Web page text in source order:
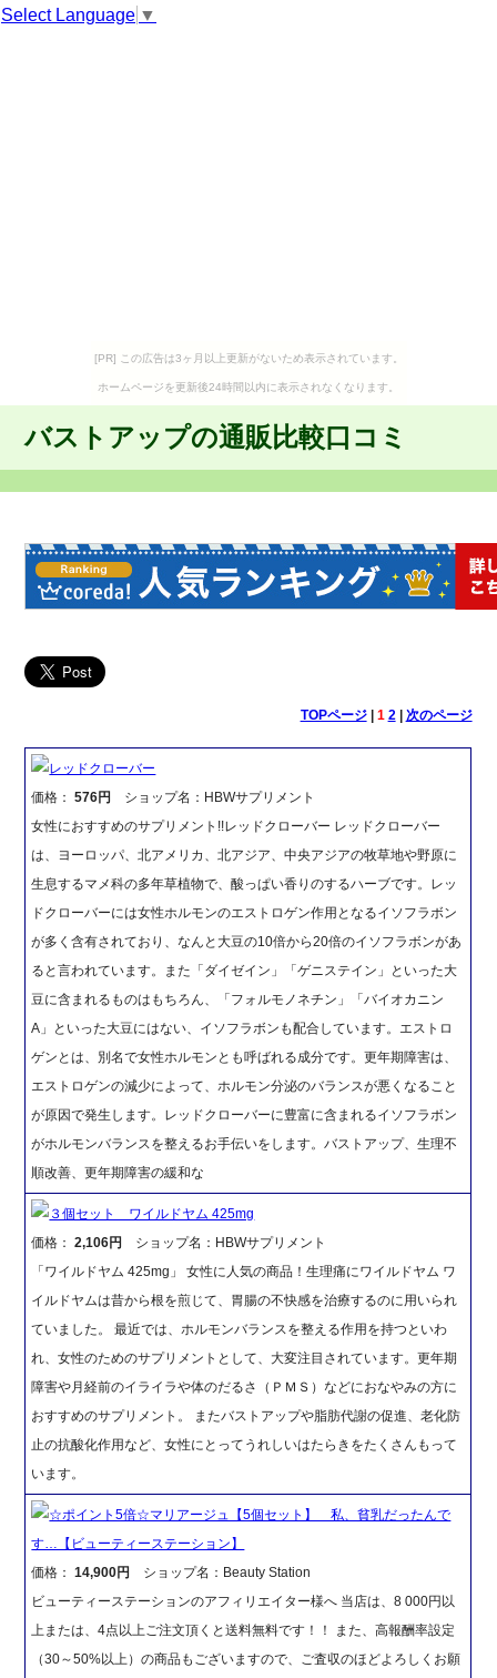
Select Language ▼
[PR] この広告は3ヶ月以上更新がないため表示されています。
ホームページを更新後24時間以内に表示されなくなります。
バストアップの通販比較口コミ
TOPページ| 1 2| 次のページ
レッドクローバー
価格：576円
ショップ名：HBWサプリメント
女性におすすめのサプリメント!!レッドクローバー レッドクローバー
は、ヨーロッパ、北アメリカ、北アジア、中央アジアの牧草地や野原に
生息するマメ科の多年草植物で、酸っぱい香りのするハーブです。レッ
ドクローバーには女性ホルモンのエストロゲン作用となるイソフラボン
が多く含有されており、なんと大豆の10倍から20倍のイソフラボンがあ
ると言われています。また「ダイゼイン」「ゲニステイン」といった大
豆に含まれるものはもちろん、「フォルモノネチン」「バイオカニン
A」といった大豆にはない、イソフラボンも配合しています。エストロ
ゲンとは、別名で女性ホルモンとも呼ばれる成分です。更年期障害は、
エストロゲンの減少によって、ホルモン分泌のバランスが悪くなること
が原因で発生します。レッドクローバーに豊富に含まれるイソフラボン
がホルモンバランスを整えるお手伝いをします。バストアップ、生理不
順改善、更年期障害の緩和な
３個セット ワイルドヤム 425mg
価格：2,106円
ショップ名：HBWサプリメント
「ワイルドヤム 425mg」 女性に人気の商品！生理痛にワイルドヤム ワ
イルドヤムは昔から根を煎じて、胃腸の不快感を治療するのに用いられ
ていました。 最近では、ホルモンバランスを整える作用を持つといわ
れ、女性のためのサプリメントとして、大変注目されています。更年期
障害や月経前のイライラや体のだるさ（ＰＭＳ）などにおなやみの方に
おすすめのサプリメント。 またバストアップや脂肪代謝の促進、老化防
止の抗酸化作用など、女性にとってうれしいはたらきをたくさんもって
います。
☆ポイント5倍☆マリアージュ【5個セット】 私、貧乳だったんで
す…【ビューティーステーション】
価格：14,900円
ショップ名：Beauty Station
ビューティーステーションのアフィリエイター様へ 当店は、8 000円以
上または、4点以上ご注文頂くと送料無料です！！ また、高報酬率設定
（30～50%以上）の商品もございますので、ご査収のほどよろしくお願